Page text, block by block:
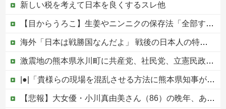
新しい税を考えて日本を良くするスレ他
【目からうろこ】生姜やニンニクの保存法「全部すりおろしてぴちっとして冷凍」
海外「日本は戦勝国なんだよ」 戦後の日本人の特別な生き様に各国から称賛の声
激震地の熊本県氷川町に共産党、社民党、立憲民政党等の左派の救援は影すら見えず。住民苦言
|●|「貴様らの現場を混乱させる方法に熊本県知事が激怒してんだよ」と報道特集の非常識すぎる要求に視聴者激怒仕事に矜持とかないのかね？、
【悲報】大女優・小川真由美さん（86）の晩年、あまりにも闇が深すぎる・・・・